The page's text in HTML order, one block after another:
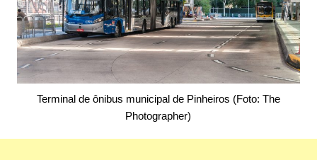
Terminal de ônibus municipal de Pinheiros (Foto: The
Photographer)